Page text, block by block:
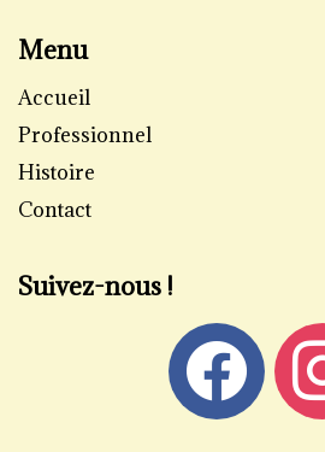
Menu
Accueil
Professionnel
Histoire
Contact
Suivez-nous !